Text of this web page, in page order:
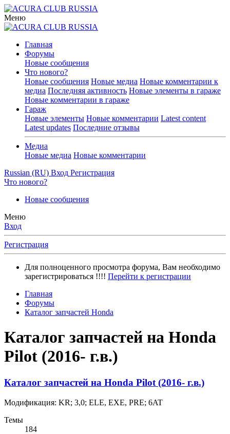
Меню
Главная
Форумы
Новые сообщения
Что нового?
Новые сообщения Новые медиа Новые комментарии к
медиа Последняя активность Новые элементы в гараже
Новые комментарии в гараже
Гараж
Новые элементы Новые комментарии Latest content
Latest updates Последние отзывы
Медиа
Новые медиа Новые комментарии
Russian (RU) Вход Регистрация
Что нового?
Новые сообщения
Меню
Вход
Регистрация
Для полноценного просмотра форума, Вам необходимо
зарегистрироваться !!!! Перейти к регистрации
Главная
Форумы
Каталог запчастей Honda
Каталог запчастей на Honda
Pilot (2016- г.в.)
Каталог запчастей на Honda Pilot (2016- г.в.)
Модификация: KR; 3,0; ELE, EXE, PRE; 6AT
Темы
184